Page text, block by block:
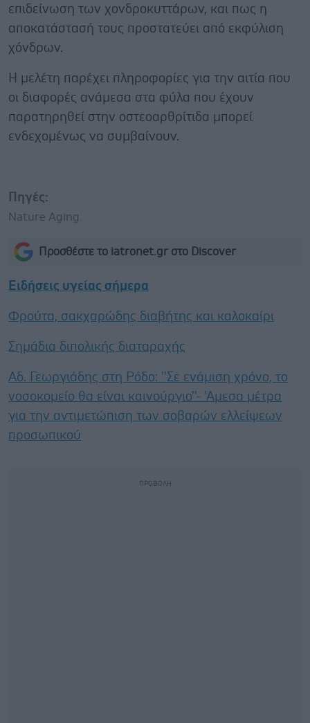
επιδείνωση των χονδροκυττάρων, και πως η
αποκατάστασή τους προστατεύει από εκφύλιση
χόνδρων.
Η μελέτη παρέχει πληροφορίες για την αιτία που
οι διαφορές ανάμεσα στα φύλα που έχουν
παρατηρηθεί στην οστεοαρθρίτιδα μπορεί
ενδεχομένως να συμβαίνουν.
Πηγές:
Nature Aging.
Προσθέστε το iatronet.gr στο Discover
Ειδήσεις υγείας σήμερα
Φρούτα, σακχαρώδης διαβήτης και καλοκαίρι
Σημάδια διπολικής διαταραχής
Αδ. Γεωργιάδης στη Ρόδο: ''Σε ενάμιση χρόνο, το
νοσοκομείο θα είναι καινούργιο''- 'Αμεσα μέτρα
για την αντιμετώπιση των σοβαρών ελλείψεων
προσωπικού